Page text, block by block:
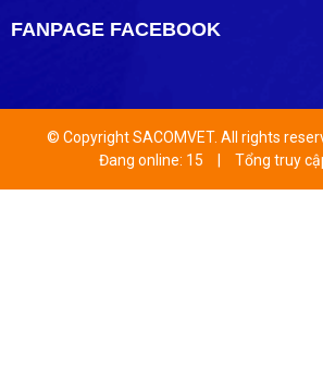
FANPAGE FACEBOOK
© Copyright SACOMVET. All rights
Đang online: 15
Tổng truy